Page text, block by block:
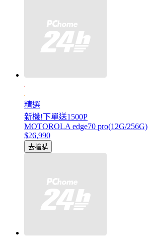
精選
新機!下單送1500P
MOTOROLA edge70 pro(12G/256G)
$26,990
去搶購